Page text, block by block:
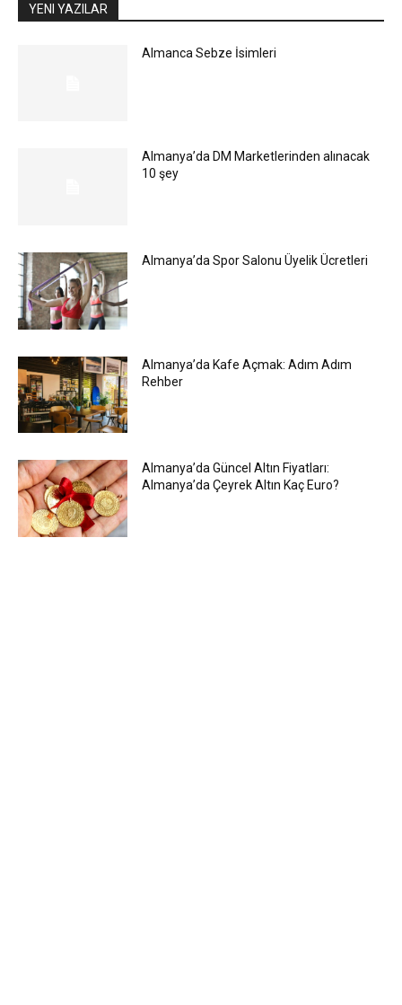
YENI YAZILAR
Almanca Sebze İsimleri
Almanya’da DM Marketlerinden alınacak
10 şey
Almanya’da Spor Salonu Üyelik Ücretleri
Almanya’da Kafe Açmak: Adım Adım
Rehber
Almanya’da Güncel Altın Fiyatları:
Almanya’da Çeyrek Altın Kaç Euro?